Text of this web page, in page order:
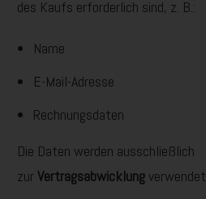
des Kaufs erforderlich sind, z. B.:
Name
E-Mail-Adresse
Rechnungsdaten
Die Daten werden ausschließlich
zurVertragsabwicklungverwendet.